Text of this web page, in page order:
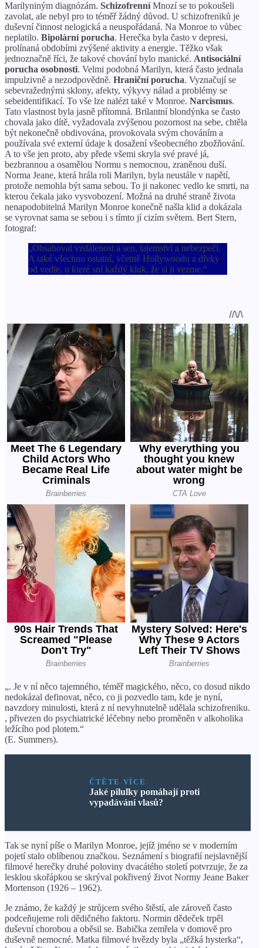
Marilyniným diagnózám. SchizofrenníMnozí se to pokoušeli
zavolat, ale nebyl pro to téměř žádný důvod. U schizofreniků je
duševní činnost nelogická a neuspořádaná. Na Monroe to vůbec
neplatilo. Bipolární porucha. Herečka byla často v depresi,
prolínaná obdobími zvýšené aktivity a energie. Těžko však
jednoznačně říci, že takové chování bylo manické. Antisociální
porucha osobnosti. Velmi podobná Marilyn, která často jednala
impulzivně a nezodpovědně. Hraniční porucha. Vyznačují se
sebevražednými sklony, afekty, výkyvy nálad a problémy se
sebeidentifikací. To vše lze nalézt také v Monroe. Narcismus.
Tato vlastnost byla jasně přítomná. Brilantní blondýnka se často
chovala jako dítě, vyžadovala zvýšenou pozornost na sebe, chtěla
být nekonečně obdivována, provokovala svým chováním a
používala své externí údaje k dosažení všeobecného zbožňování.
A to vše jen proto, aby přede všemi skryla své pravé já,
bezbrannou a osamělou Normu s nemocnou, zraněnou duší.
Norma Jeane, která hrála roli Marilyn, byla neustále v napětí,
protože nemohla být sama sebou. To ji nakonec vedlo ke smrti, na
kterou čekala jako vysvobození. Možná na druhé straně života
nenapodobitelná Marilyn Monroe konečně našla klid a dokázala
se vyrovnat sama se sebou i s tímto jí cizím světem. Bert Stern,
fotograf:
„Obsahoval vzdálenost a sen, tajemství a nebezpečí.
A také všechno ostatní, včetně Hollywoodu a dívky
od vedle, o které sní každý kluk, že si ji vezme.“
„. Je v ní něco tajemného, ​​téměř magického, něco, co dosud nikdo
nedokázal definovat, něco, co ji pozvedlo tam, kde je nyní,
navzdory minulosti, která z ní nevyhnutelně udělala schizofreniku.
, přivezen do psychiatrické léčebny nebo proměněn v alkoholika
ležícího pod plotem.“
(E. Summers).
ČTĚTE VÍCE
Jaké pilulky pomáhají proti
vypadávání vlasů?
Tak se nyní píše o Marilyn Monroe, jejíž jméno se v moderním
pojetí stalo oblíbenou značkou. Seznámení s biografií nejslavnější
filmové herečky druhé poloviny dvacátého století potvrzuje, že za
lesklou skořápkou se skrýval pokřivený život Normy Jeane Baker
Mortenson (1926 – 1962).
Je známo, že každý je strůjcem svého štěstí, ale zároveň často
podceňujeme roli dědičného faktoru. Normin dědeček trpěl
duševní chorobou a oběsil se. Babička zemřela v domově pro
duševně nemocné. Matka filmové hvězdy byla „těžká hysterka“,